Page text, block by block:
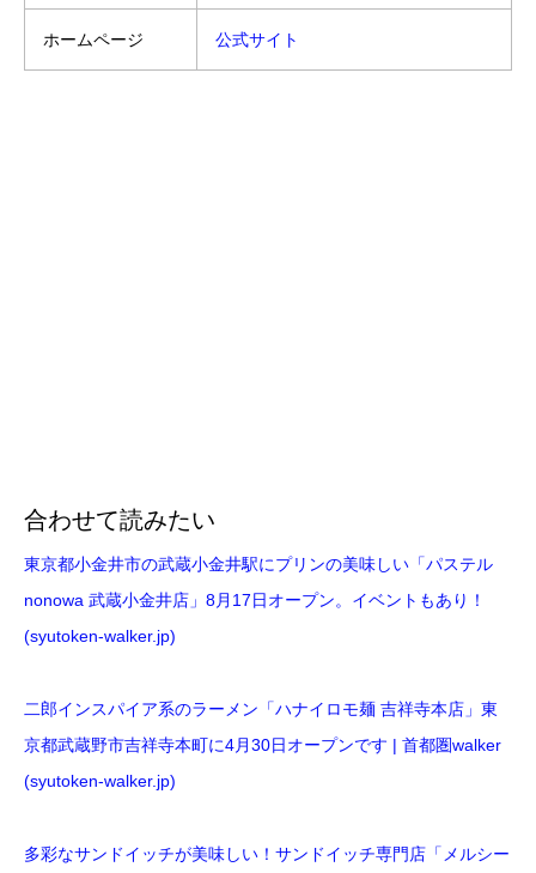
ホームページ 公式サイト
合わせて読みたい
東京都小金井市の武蔵小金井駅にプリンの美味しい「パステル
nonowa 武蔵小金井店」8月17日オープン。イベントもあり！
(syutoken-walker.jp)
二郎インスパイア系のラーメン「ハナイロモ麺 吉祥寺本店」東
京都武蔵野市吉祥寺本町に4月30日オープンです | 首都圏walker
(syutoken-walker.jp)
多彩なサンドイッチが美味しい！サンドイッチ専門店「メルシー